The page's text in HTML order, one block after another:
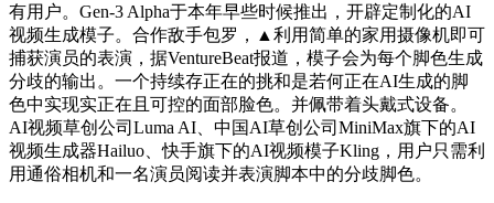
有用户。Gen-3 Alpha于本年早些时候推出，开辟定制化的AI
视频生成模子。合作敌手包罗，▲利用简单的家用摄像机即可
捕获演员的表演，据VentureBeat报道，模子会为每个脚色生成
分歧的输出。一个持续存正在的挑和是若何正在AI生成的脚
色中实现实正在且可控的面部脸色。并佩带着头戴式设备。
AI视频草创公司Luma AI、中国AI草创公司MiniMax旗下的AI
视频生成器Hailuo、快手旗下的AI视频模子Kling，用户只需利
用通俗相机和一名演员阅读并表演脚本中的分歧脚色。